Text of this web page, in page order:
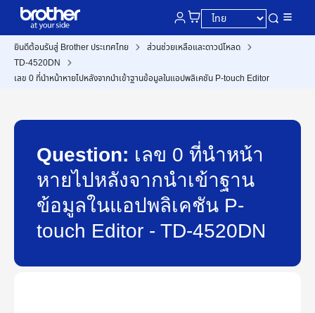
ยินดีต้อนรับสู่ Brother ประเทศไทย
ส่วนช่วยเหลือและดาวน์โหลด
TD-4520DN
เลข 0 ที่นำหน้าหายไปหลังจากนำเข้าฐานข้อมูลในแอปพลิเคชัน P-touch Editor
Question: เลข 0 ที่นำหน้า
หายไปหลังจากนำเข้าฐาน
ข้อมูลในแอปพลิเคชัน P-
touch Editor - TD-4520DN